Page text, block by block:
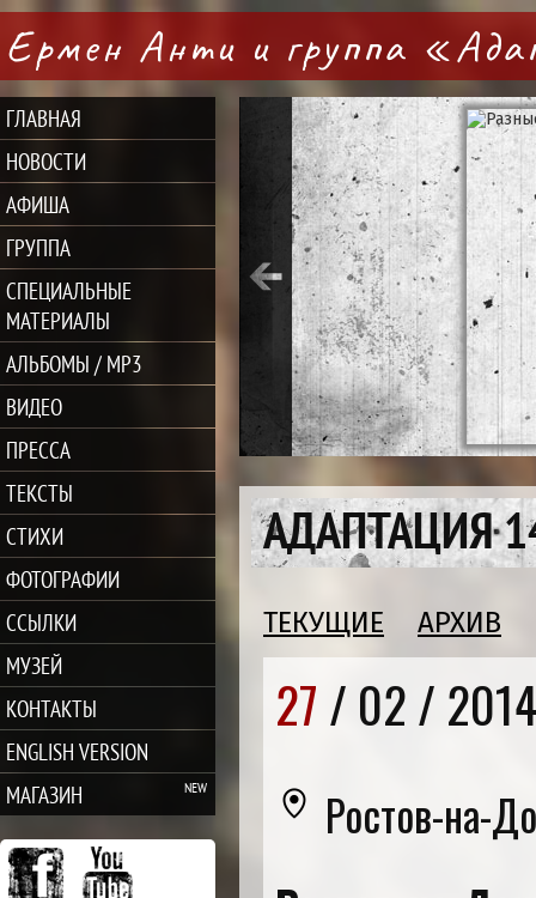
Ермен Анти и группа
ГЛАВНАЯ
НОВОСТИ
АФИША
ГРУППА
СПЕЦИАЛЬНЫЕ
МАТЕРИАЛЫ
АЛЬБОМЫ / MP3
ВИДЕО
ПРЕССА
ТЕКСТЫ
СТИХИ
ФОТОГРАФИИ
ССЫЛКИ
МУЗЕЙ
КОНТАКТЫ
ENGLISH VERSION
МАГАЗИН
АДАПТАЦИЯ
ТЕКУЩИЕ АРХИВ
27/ 02 /
Ростов-на-